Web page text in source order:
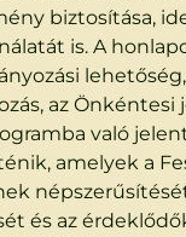
biztosítása,
is. A
az Önkéntesi
való
amelyek a
és az